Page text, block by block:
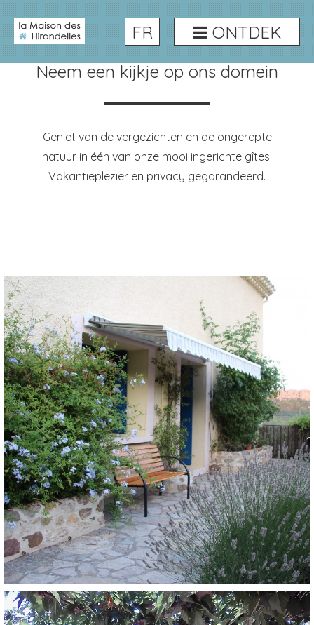
FR ONTDEK
In beeld
Neem een kijkje op ons domein
Geniet van de vergezichten en de ongerepte
natuur in één van onze mooi ingerichte gîtes.
Vakantieplezier en privacy gegarandeerd.